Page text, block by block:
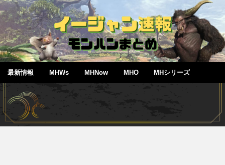
最新情報 MHWs MHNow MHO MHシリーズ